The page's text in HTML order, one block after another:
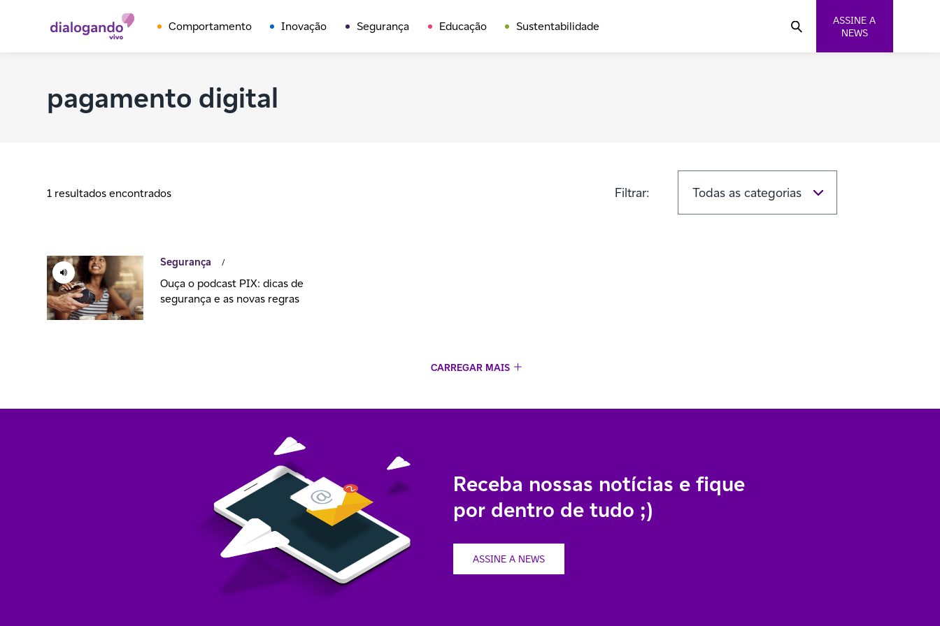
Comportamento Inovação Segurança Educação Sustentabilidade
ASSINE A
NEWS
pagamento digital
1 resultados encontrados Filtrar:
Segurança /
Ouça o podcast PIX: dicas de
segurança e as novas regras
CARREGAR MAIS
Receba nossas notícias e fique
por dentro de tudo ;)
ASSINE A NEWS